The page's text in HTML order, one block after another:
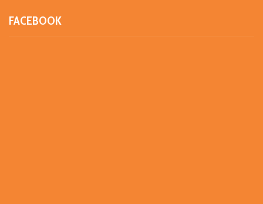
FACEBOOK